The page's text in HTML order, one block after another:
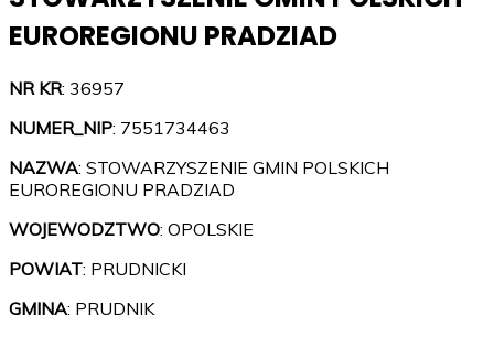
EUROREGIONU PRADZIAD
NR KR: 36957
NUMER_NIP: 7551734463
NAZWA: STOWARZYSZENIE GMIN POLSKICH
EUROREGIONU PRADZIAD
WOJEWODZTWO: OPOLSKIE
POWIAT: PRUDNICKI
GMINA: PRUDNIK